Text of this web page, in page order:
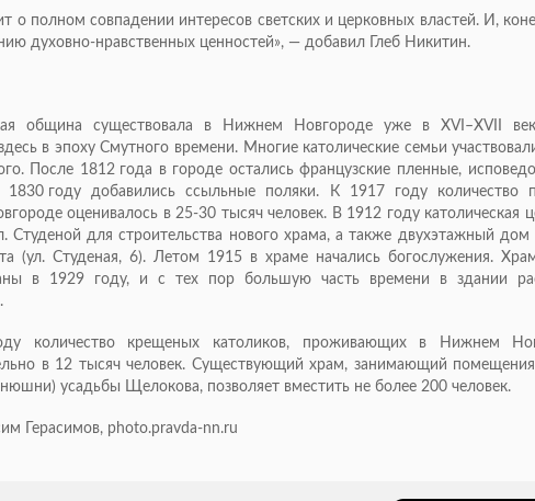
о полном совпадении интересов светских и церковных властей. И,
духовно-нравственных ценностей», — добавил Глеб Никитин.
община существовала в Нижнем Новгороде уже в XVI–XVII
в эпоху Смутного времени. Многие католические семьи
После 1812 года в городе остались французские пленные,
году добавились ссыльные поляки. К 1917 году количество
оценивалось в 25-30 тысяч человек. В 1912 году католическая
Студеной для строительства нового храма, а также двухэтажный
(ул. Студеная, 6). Летом 1915 в храме начались богослужения.
в 1929 году, и с тех пор большую часть времени в здании
количество крещеных католиков, проживающих в Нижнем
в 12 тысяч человек. Существующий храм, занимающий
усадьбы Щелокова, позволяет вместить не более 200 человек.
Герасимов, photo.pravda-nn.ru